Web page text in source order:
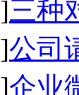
]三种
]公司
]企业